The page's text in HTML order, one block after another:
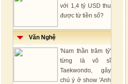
với 1,4 tỷ USD thu
được từ tiền số?
Văn Nghệ
'Nam thần trăm tỷ'
từng là võ sĩ
Taekwondo, gây
chú ý ở show 'Anh